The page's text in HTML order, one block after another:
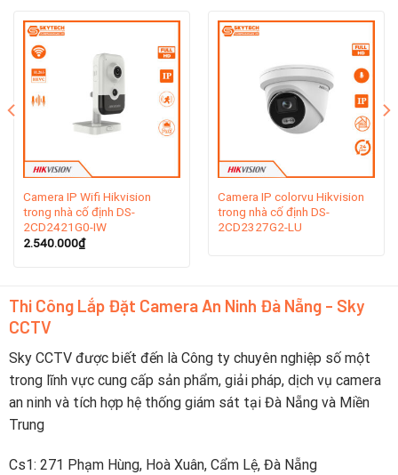
thế giới như Hoa Kỳ, Hà Lan, Ý, Anh, Singapore, Australia,
Brazil, Nam Phi và
tâm bảo hành tại Hồng Kong. Ngay tại quê nhà, Hikvision cũng
phát triển mạnh mẽ với 35 chi nhánh trên toàn quốc.
2. Lịch sử hình thành thương hiệu
Camera Hikvision
Hikvision là công ty được thành lập vào năm 2001 với 49%
Camera IP Wifi Hikvision
trong nhà cố định DS-
2CD2421G0-IW
2.540.000₫
Camera IP colorvu Hikvision
trong nhà cố định DS-
2CD2327G2-LU
Thi Công Lắp Đặt Camera An Ninh Đà Nẵng - Sky
CCTV
Sky CCTV được biết đến là Công ty chuyên nghiệp số một
trong lĩnh vực cung cấp sản phẩm, giải pháp, dịch vụ camera
an ninh và tích hợp hệ thống giám sát tại Đà Nẵng và Miền
Trung
Cs1: 271 Phạm Hùng, Hoà Xuân, Cẩm Lệ, Đà Nẵng